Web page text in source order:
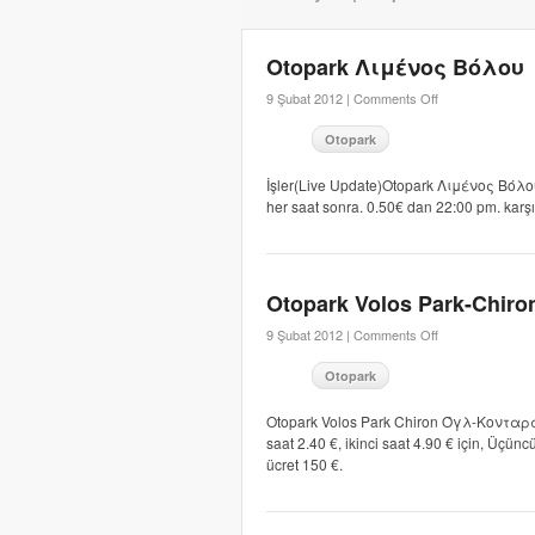
Otopark Λιμένος Βόλου
9 Şubat 2012 | Comments Off
Otopark
İşler(Live Update)Otopark Λιμένος
her saat sonra. 0.50€ dan 22:00 pm.
Otopark Volos Park-
9 Şubat 2012 | Comments Off
Otopark
Otopark Volos Park Chiron Όγλ-
saat 2.40 €, ikinci saat 4.90 € için,
ücret 150 €.